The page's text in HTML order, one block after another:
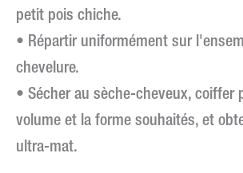
petit pois chiche.
• Répartir uniformément sur
chevelure.
• Sécher au sèche-cheveux, coiffer
volume et la forme souhaités, et
ultra-mat.